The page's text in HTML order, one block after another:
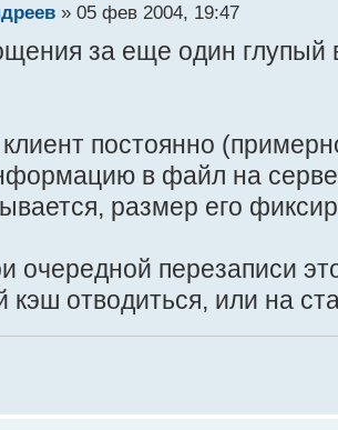
» 05 фев 2004, 19:47
за еще один глупый
постоянно
в файл на
размер его
очередной перезаписи
кэш отводиться, или на